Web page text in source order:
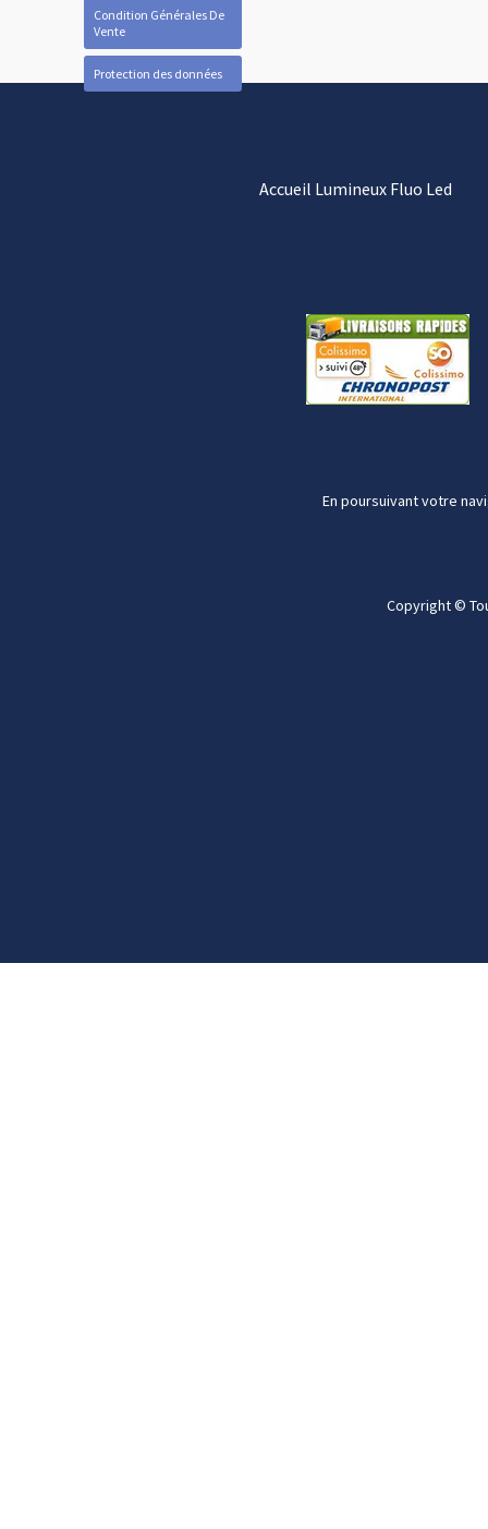
Condition Générales De
Vente
Protection des données
Accueil Lumineux Fluo Led
En poursuivant votre
Copyright ©